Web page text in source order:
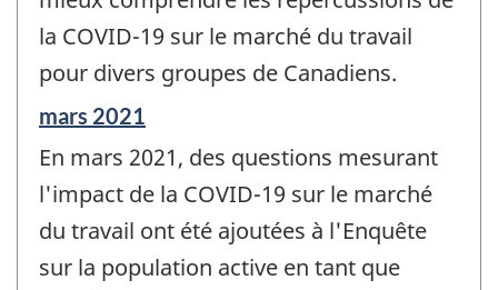
la COVID-19 sur le marché du travail
pour divers groupes de Canadiens.
Période
référence
de
changement
-
mars 2021
En mars 2021, des questions mesurant
l'impact de la COVID-19 sur le marché
du travail ont été ajoutées à l'Enquête
sur la population active en tant que